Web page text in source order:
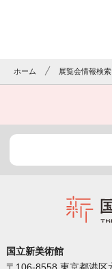
ホーム 展覧会情報検
国立新美術館